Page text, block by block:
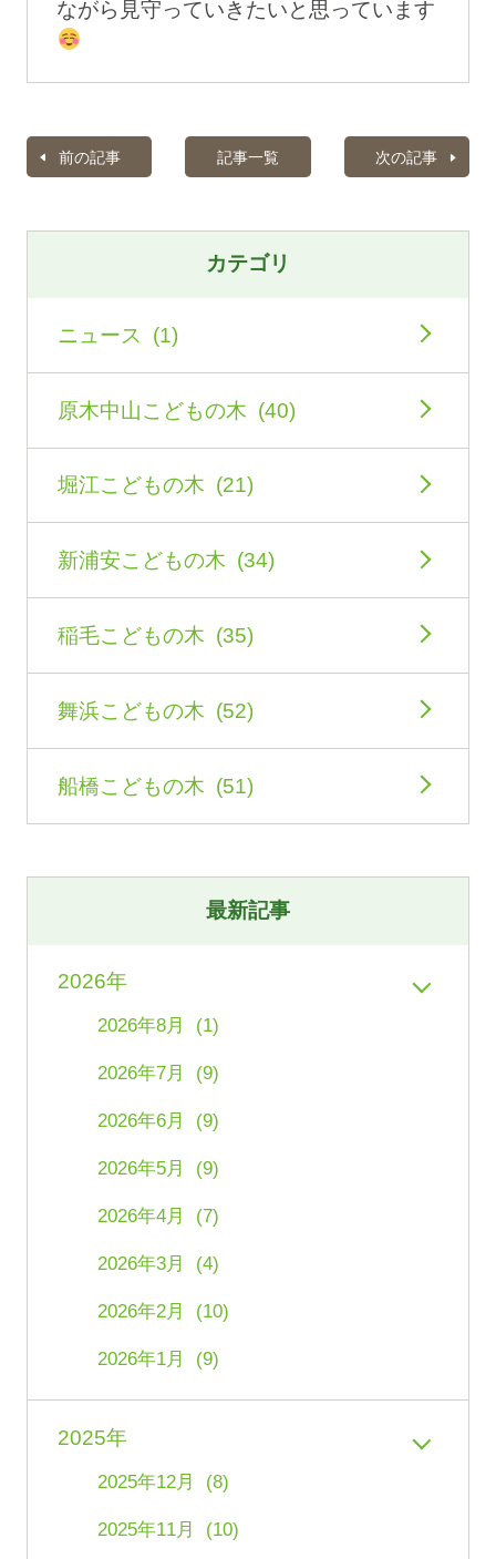
ながら見守っていきたいと思っています
前の記事 記事一覧 次の記事
カテゴリ
ニュース (1)
原木中山こどもの木 (40)
堀江こどもの木 (21)
新浦安こどもの木 (34)
稲毛こどもの木 (35)
舞浜こどもの木 (52)
船橋こどもの木 (51)
最新記事
2026年
2026年8月 (1)
2026年7月 (9)
2026年6月 (9)
2026年5月 (9)
2026年4月 (7)
2026年3月 (4)
2026年2月 (10)
2026年1月 (9)
2025年
2025年12月 (8)
2025年11月 (10)